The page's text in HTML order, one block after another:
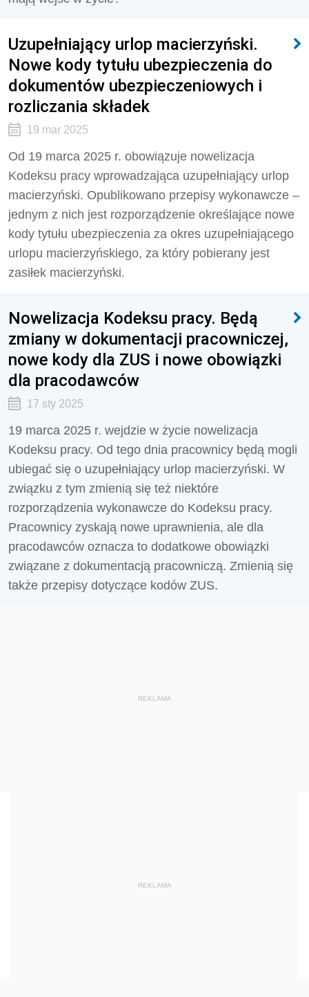
Uzupełniający urlop macierzyński.
Nowe kody tytułu ubezpieczenia do
dokumentów ubezpieczeniowych i
rozliczania składek
19 mar 2025
Od 19 marca 2025 r. obowiązuje nowelizacja
Kodeksu pracy wprowadzająca uzupełniający urlop
macierzyński. Opublikowano przepisy wykonawcze –
jednym z nich jest rozporządzenie określające nowe
kody tytułu ubezpieczenia za okres uzupełniającego
urlopu macierzyńskiego, za który pobierany jest
zasiłek macierzyński.
Nowelizacja Kodeksu pracy. Będą
zmiany w dokumentacji pracowniczej,
nowe kody dla ZUS i nowe obowiązki
dla pracodawców
17 sty 2025
19 marca 2025 r. wejdzie w życie nowelizacja
Kodeksu pracy. Od tego dnia pracownicy będą mogli
ubiegać się o uzupełniający urlop macierzyński. W
związku z tym zmienią się też niektóre
rozporządzenia wykonawcze do Kodeksu pracy.
Pracownicy zyskają nowe uprawnienia, ale dla
pracodawców oznacza to dodatkowe obowiązki
związane z dokumentacją pracowniczą. Zmienią się
także przepisy dotyczące kodów ZUS.
REKLAMA
REKLAMA